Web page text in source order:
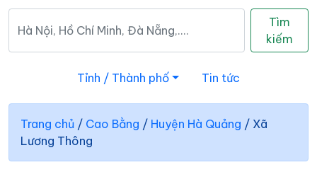
Tìm
kiếm
Tỉnh / Thành phố Tin tức
Trang chủ / Cao Bằng / Huyện Hà Quảng / Xã
Lương Thông